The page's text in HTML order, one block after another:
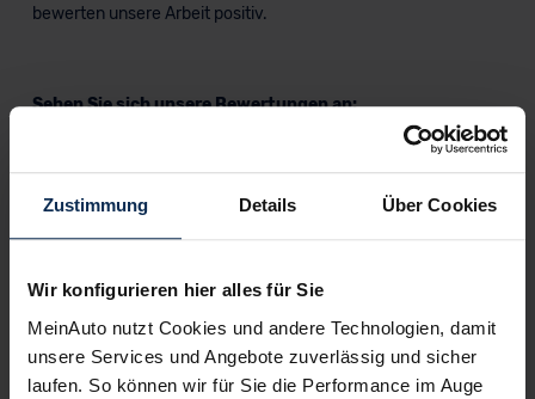
Zustimmung Details Über Cookies
Wir konfigurieren hier alles für Sie
MeinAuto nutzt Cookies und andere Technologien, damit
unsere Services und Angebote zuverlässig und sicher
laufen. So können wir für Sie die Performance im Auge
bewerten unsere Arbeit positiv.
Sehen Sie sich unsere Bewertungen an:
Erfahren Sie mehr über das Urteil unserer Kunden